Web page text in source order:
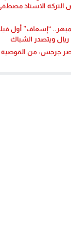
الاستاذ
جرجس: من القوصية